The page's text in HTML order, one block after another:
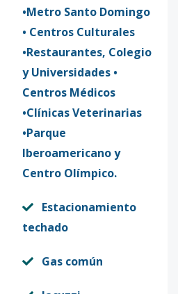
•Metro Santo Domingo
• Centros Culturales
•Restaurantes, Colegio
y Universidades •
Centros Médicos
•Clínicas Veterinarias
•Parque
Iberoamericano y
Centro Olímpico.
Estacionamiento
techado
Gas común